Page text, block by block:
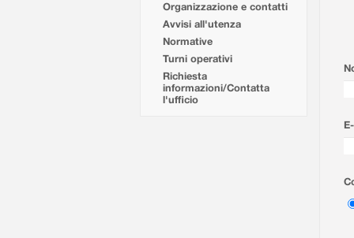
Organizzazione e contatti
Avvisi all'utenza
Normative
Turni operativi
Richiesta
informazioni/Contatta
l'ufficio